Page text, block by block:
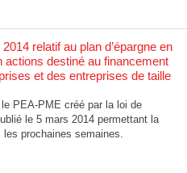
relatif au plan d’épargne en
actions destiné au financement
et des entreprises de taille
PEA-PME créé par la loi de
le 5 mars 2014 permettant la
prochaines semaines.